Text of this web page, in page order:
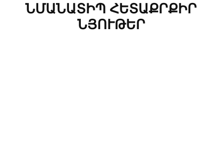
ՆՄԱՆԱՏԻՊ ՀԵՏԱՔՐՔԻՐ
ՆՅՈՒԹԵՐ